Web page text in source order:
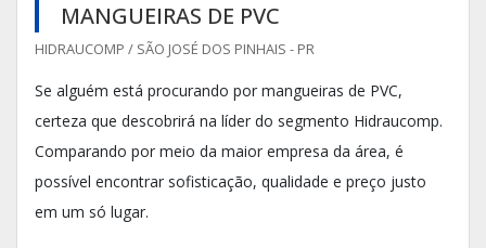
MANGUEIRAS DE PVC
HIDRAUCOMP / SÃO JOSÉ DOS PINHAIS - PR
Se alguém está procurando por mangueiras de PVC,
certeza que descobrirá na líder do segmento Hidraucomp.
Comparando por meio da maior empresa da área, é
possível encontrar sofisticação, qualidade e preço justo
em um só lugar.